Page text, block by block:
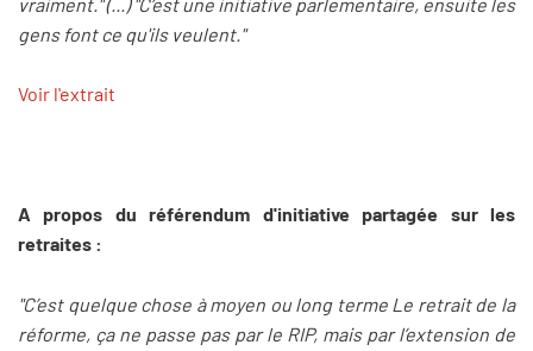
gens font ce qu'ils veulent."
Voir l'extrait
A propos du référendum d'initiative partagée sur les
retraites :
"C’est quelque chose à moyen ou long terme Le retrait de la
réforme, ça ne passe pas par le RIP, mais par l’extension de